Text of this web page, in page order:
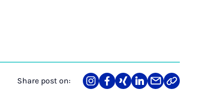
Share post on:
ShareTeilenTeilenTeilenTeilenLink